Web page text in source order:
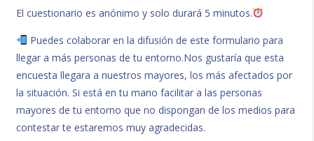
El cuestionario es anónimo y solo durará 5 minutos.
Puedes colaborar en la difusión de este formulario para
llegar a más personas de tu entorno.Nos gustaría que esta
encuesta llegara a nuestros mayores, los más afectados por
la situación. Si está en tu mano facilitar a las personas
mayores de tu entorno que no dispongan de los medios para
contestar te estaremos muy agradecidas.